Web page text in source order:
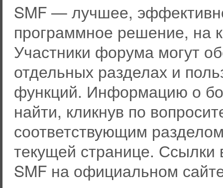
SMF — лучшее,
программное решение, на
Участники форума могут
отдельных разделах и
функций. Информацию о
найти, кликнув по
соответствующим
текущей странице. Ссылки
SMF на официальном